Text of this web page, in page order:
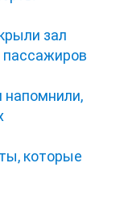
зал
напомнили,
которые